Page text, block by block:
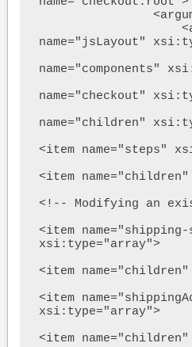
name="jsLayout"
name="components"
name="checkout"
name="children"
<item name="steps"
<item
<!-- Modifying an
<item
xsi:type="array">
<item
<item
xsi:type="array">
<item